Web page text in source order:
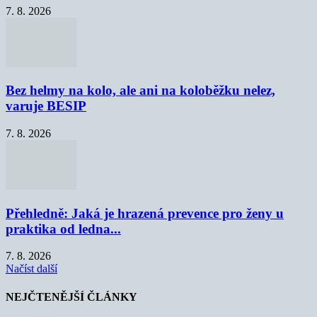
7. 8. 2026
Bez helmy na kolo, ale ani na koloběžku nelez,
varuje BESIP
7. 8. 2026
Přehledně: Jaká je hrazená prevence pro ženy u
praktika od ledna...
7. 8. 2026
Načíst další
NEJČTENĚJŠÍ ČLÁNKY